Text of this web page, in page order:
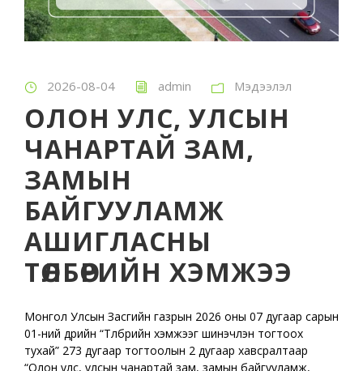
2026-08-04 admin Мэдээлэл
ОЛОН УЛС, УЛСЫН
ЧАНАРТАЙ ЗАМ,
ЗАМЫН
БАЙГУУЛАМЖ
АШИГЛАСНЫ
ТӨЛБӨРИЙН ХЭМЖЭЭ
Монгол Улсын Засгийн газрын 2026 оны 07 дугаар сарын
01-ний өдрийн “Төлбөрийн хэмжээг шинэчлэн тогтоох
тухай” 273 дугаар тогтоолын 2 дугаар хавсралтаар
“Олон улс, улсын чанартай зам, замын байгууламж,